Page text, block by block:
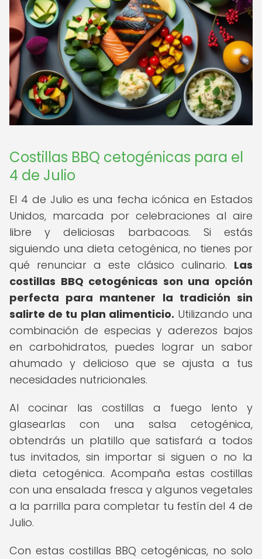
Costillas BBQ cetogénicas para el
4 de Julio
El 4 de Julio es una fecha icónica en Estados
Unidos, marcada por celebraciones al aire
libre y deliciosas barbacoas. Si estás
siguiendo una dieta cetogénica, no tienes por
qué renunciar a este clásico culinario. Las
costillas BBQ cetogénicas son una opción
perfecta para mantener la tradición sin
salirte de tu plan alimenticio. Utilizando una
combinación de especias y aderezos bajos
en carbohidratos, puedes lograr un sabor
ahumado y delicioso que se ajusta a tus
necesidades nutricionales.
Al cocinar las costillas a fuego lento y
glasearlas con una salsa cetogénica,
obtendrás un platillo que satisfará a todos
tus invitados, sin importar si siguen o no la
dieta cetogénica. Acompaña estas costillas
con una ensalada fresca y algunos vegetales
a la parrilla para completar tu festín del 4 de
Julio.
Con estas costillas BBQ cetogénicas, no solo